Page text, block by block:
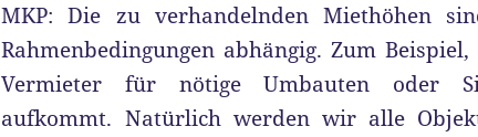
MKP: Die zu verhandelnden Miethöhen
Rahmenbedingungen abhängig. Zum
Vermieter für nötige Umbauten oder
aufkommt. Natürlich werden wir alle